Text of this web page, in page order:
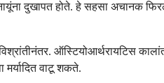
दुखापत होते. हे सहसा अचानक
ऑस्टियोआर्थरायटिस
वाटू शकते.